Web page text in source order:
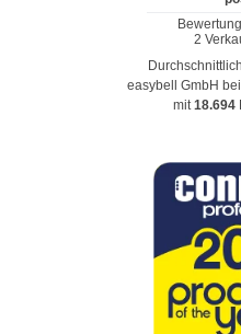
easybell GmbH
mit18.694